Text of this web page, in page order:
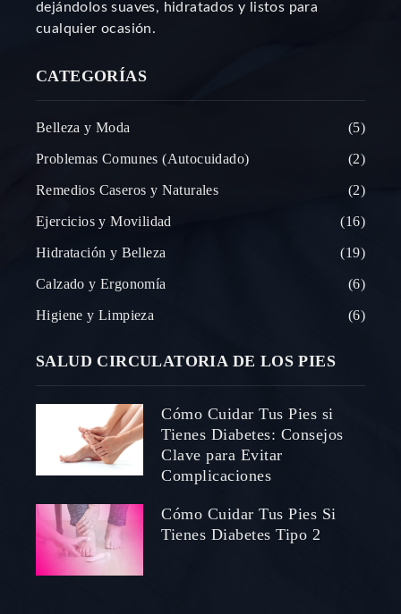
dejándolos suaves, hidratados y listos para
cualquier ocasión.
CATEGORÍAS
Belleza y Moda 5
Problemas Comunes (Autocuidado) 2
Remedios Caseros y Naturales 2
Ejercicios y Movilidad 16
Hidratación y Belleza 19
Calzado y Ergonomía 6
Higiene y Limpieza 6
SALUD CIRCULATORIA DE LOS PIES
Cómo Cuidar Tus Pies si
Tienes Diabetes: Consejos
Clave para Evitar
Complicaciones
Cómo Cuidar Tus Pies Si
Tienes Diabetes Tipo 2